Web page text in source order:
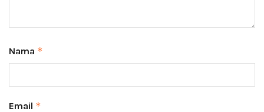
Nama *
Email *